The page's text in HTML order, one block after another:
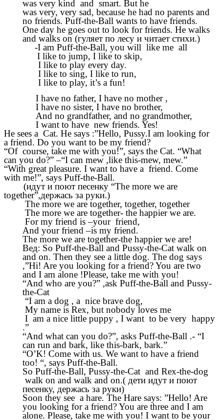
was very kind and smart. But he
was very, very sad, because he had no parents and
no friends. Puff-the-Ball wants to have friends.
One day he goes out to look for friends. He walks
and walks on (гуляет по лесу и читает стихи.)
-I am Puff-the-Ball, you will like me all
I like to jump, I like to skip,
I like to play every day.
I like to sing, I like to run,
I like to play, it’s a fun!
I have no father, I have no mother ,
I have no sister, I have no brother,
And no grandfather, and no grandmother,
I want to have new friends. Yes!
He sees a Cat. He says :”Hello, Pussy.I am looking for
a friend. Do you want to be my friend?
“Of course, take me with you!”, says the Cat. “What
can you do?” –“I can mew ,like this-mew, mew.”
“With great pleasure. I want to have a friend. Come
with me!”, says Puff-the-Ball.
(идут и поют песенку “The more we are
together”,держась за руки.)
The more we are together, together, together
The more we are together- the happier we are.
For my friend is –your friend,
And your friend –is my friend.
The more we are together-the happier we are!
Вед: So Puff-the-Ball and Pussy-the-Cat walk on
and on. Then they see a little dog. The dog says
,”Hi! Are you looking for a friend? You are two
and I am alone !Please, take me with you!
“And who are you?” ,ask Puff-the-Ball and Pussy-
the-Cat
“I am a dog , a nice brave dog,
My name is Rex, but nobody loves me
I am a nice little puppy , I want to be very happy
.”
“And what can you do?”, asks Puff-the-Ball .- “I
can run and bark, like this-bark, bark.”
“O’K! Come with us. We want to have a friend
too! “, says Puff-the-Ball.
So Puff-the-Ball, Pussy-the-Cat and Rex-the-dog
walk on and walk and on.( дети идут и поют
песенку, держась за руки)
Soon they see a hare. The Hare says: ”Hello! Are
you looking for a friend? You are three and I am
alone. Please, take me with you! I want to be your